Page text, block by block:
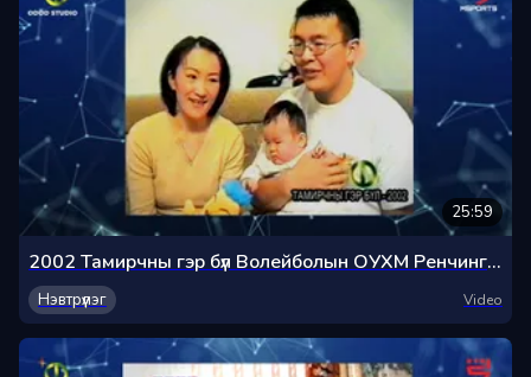
25:59
2002 Тамирчны гэр бүл Волейболын ОУХМ Ренчингийн Тамираа, ОУХМ Тамираагийн Хангал болон түүний ээж
Нэвтрүүлэг Video